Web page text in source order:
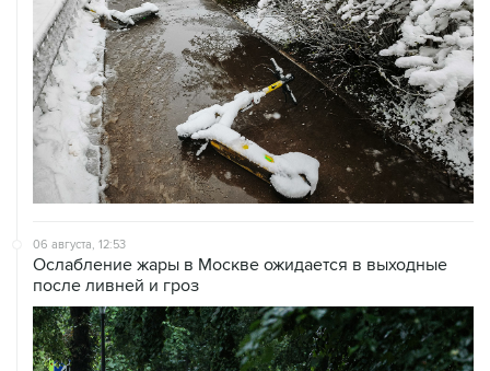
06 августа, 12:53
Ослабление жары в Москве ожидается в выходные
после ливней и гроз